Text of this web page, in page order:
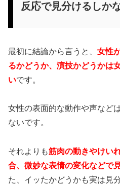
反応で見分けるしか
最初に結論から言うと、 女性
るかどうか、演技かどうかは
いです。
女性の表面的な動作や声など
ないです。
それよりも筋肉の動きやけい
合、微妙な表情の変化などで
た、イッたかどうかも実は見